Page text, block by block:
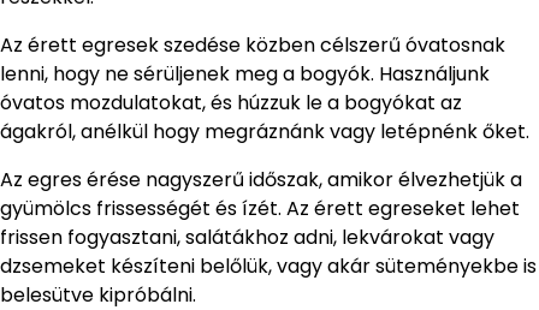
Az érett egresek szedése közben célszerű óvatosnak
lenni, hogy ne sérüljenek meg a bogyók. Használjunk
óvatos mozdulatokat, és húzzuk le a bogyókat az
ágakról, anélkül hogy megráznánk vagy letépnénk őket.
Az egres érése nagyszerű időszak, amikor élvezhetjük a
gyümölcs frissességét és ízét. Az érett egreseket lehet
frissen fogyasztani, salátákhoz adni, lekvárokat vagy
dzsemeket készíteni belőlük, vagy akár süteményekbe is
belesütve kipróbálni.